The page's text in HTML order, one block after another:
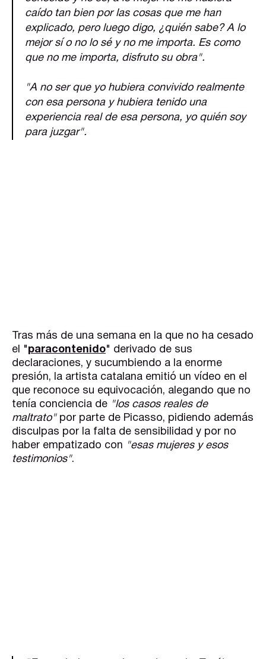
caído tan bien por las cosas que me han
explicado, pero luego digo, ¿quién sabe? A lo
mejor sí o no lo sé y no me importa. Es como
que no me importa, disfruto su obra".
"A no ser que yo hubiera convivido realmente
con esa persona y hubiera tenido una
experiencia real de esa persona, yo quién soy
para juzgar".
Tras más de una semana en la que no ha cesado
el "paracontenido" derivado de sus
declaraciones, y sucumbiendo a la enorme
presión, la artista catalana emitió un vídeo en el
que reconoce su equivocación, alegando que no
tenía conciencia de "los casos reales de
maltrato" por parte de Picasso, pidiendo además
disculpas por la falta de sensibilidad y por no
haber empatizado con "esas mujeres y esos
testimonios".